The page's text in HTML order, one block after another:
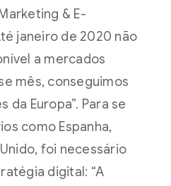
& E-
janeiro de 2020 não
a mercados
mês, conseguimos
da Europa”. Para se
como Espanha,
foi necessário
digital: “A